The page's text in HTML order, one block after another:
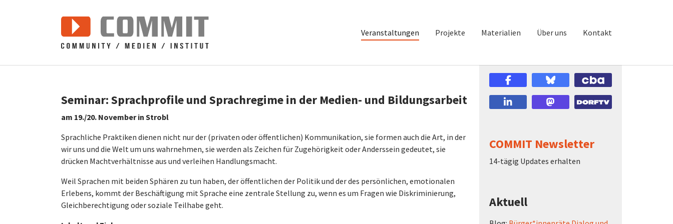
Veranstaltungen Projekte Materialien Über uns Kontakt
Seminar: Sprachprofile und Sprachregime in der Medien- und Bildungsarbeit
am 19./20. November in Strobl
Sprachliche Praktiken dienen nicht nur der (privaten oder öffentlichen) Kommunikation, sie formen auch die Art, in der
wir uns und die Welt um uns wahrnehmen, sie werden als Zeichen für Zugehörigkeit oder Anderssein gedeutet, sie
drücken Machtverhältnisse aus und verleihen Handlungsmacht.
Weil Sprachen mit beiden Sphären zu tun haben, der öffentlichen der Politik und der des persönlichen, emotionalen
Erlebens, kommt der Beschäftigung mit Sprache eine zentrale Stellung zu, wenn es um Fragen wie Diskriminierung,
Gleichberechtigung oder soziale Teilhabe geht.
COMMIT Newsletter
14-tägig Updates erhalten
Aktuell